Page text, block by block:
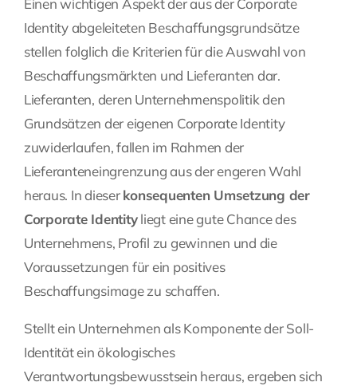
Einen wichtigen Aspekt der aus der Corporate
Identity abgeleiteten Beschaffungsgrundsätze
stellen folglich die Kriterien für die Auswahl von
Beschaffungsmärkten und Lieferanten dar.
Lieferanten, deren Unternehmenspolitik den
Grundsätzen der eigenen Corporate Identity
zuwiderlaufen, fallen im Rahmen der
Lieferanteneingrenzung aus der engeren Wahl
heraus. In dieserkonsequenten Umsetzung der
Corporate Identityliegt eine gute Chance des
Unternehmens, Profil zu gewinnen und die
Voraussetzungen für ein positives
Beschaffungsimage zu schaffen.
Stellt ein Unternehmen als Komponente der Soll-
Identität ein ökologisches
Verantwortungsbewusstsein heraus, ergeben sich